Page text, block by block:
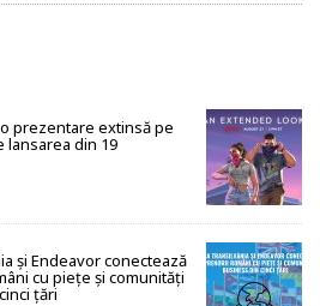
prezentare extinsă pe
lansarea din 19
și Endeavor conectează
cu piețe și comunități
țări